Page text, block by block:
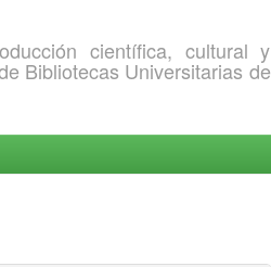
científica, cultural y
Bibliotecas Universitarias de